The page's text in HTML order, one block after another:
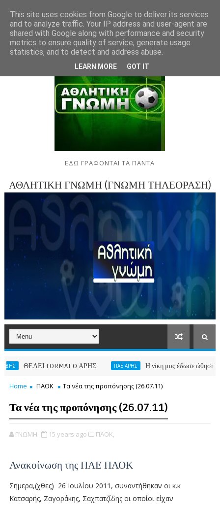
ΕΔΩ ΓΡΑΦΟΝΤΑΙ ΤΑ ΠΑΝΤΑ
ΑΘΛΗΤΙΚΗ ΓΝΩΜΗ (ΓΝΩΜΗ ΤΗΛΕΟΡΑΣΗ)
FORMAT O ΑΡΗΣ ΠΑΕ ΑΡΗΣ Η νίκη μας έδωσε ώθηση
Home ΠΑΟΚ Τα νέα της προπόνησης (26.07.11)
Τα νέα της προπόνησης (26.07.11)
ΓΝΩΜΗ 15 years ago ΠΑΟΚ,
Ανακοίνωση της ΠΑΕ ΠΑΟΚ
Σήμερα,(χθες) 26 Ιουλίου 2011, συναντήθηκαν οι κ.κ
Κατσαρής, Ζαγοράκης, Σαχπατζίδης οι οποίοι είχαν
This site uses cookies from Google to deliver its services
and to analyze traffic. Your IP address and user-agent are
shared with Google along with performance and security
metrics to ensure quality of service, generate usage
statistics, and to detect and address abuse.
LEARN MORE GOT IT